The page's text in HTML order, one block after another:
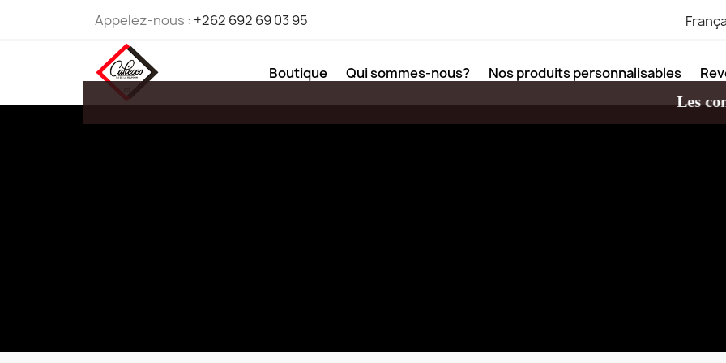
Appelez-nous : +262 692 69 03 95
Boutique Qui sommes-nous? Nos produits personnalisables
Les